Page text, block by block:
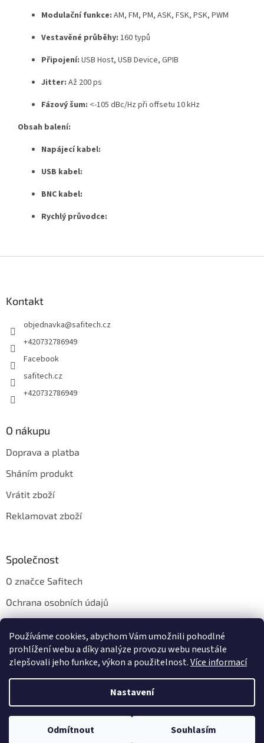
Používáme cookies, abychom Vám umožnili pohodlné
prohlížení webu a díky analýze provozu webu neustále
zlepšovali jeho funkce, výkon a použitelnost.Více informací
Nastavení
Odmítnout Souhlasím
Modulační funkce: AM, FM, PM, ASK, FSK, PSK, PWM
Vestavěné průběhy: 160 typů
Připojení: USB Host, USB Device, GPIB
Jitter: Až 200 ps
Fázový šum: <-105 dBc/Hz při offsetu 10 kHz
Obsah balení:
Napájecí kabel:
USB kabel:
BNC kabel:
Rychlý průvodce:
Kontakt
objednavka@safitech.cz
+420732786949
Facebook
safitech.cz
+420732786949
O nákupu
Doprava a platba
Sháním produkt
Vrátit zboží
Reklamovat zboží
Společnost
O značce Safitech
Ochrana osobních údajů
Kontakt
Vytvořil Shoptet
Copyright 2026Safitech.cz . Všechna práva vyhrazena.